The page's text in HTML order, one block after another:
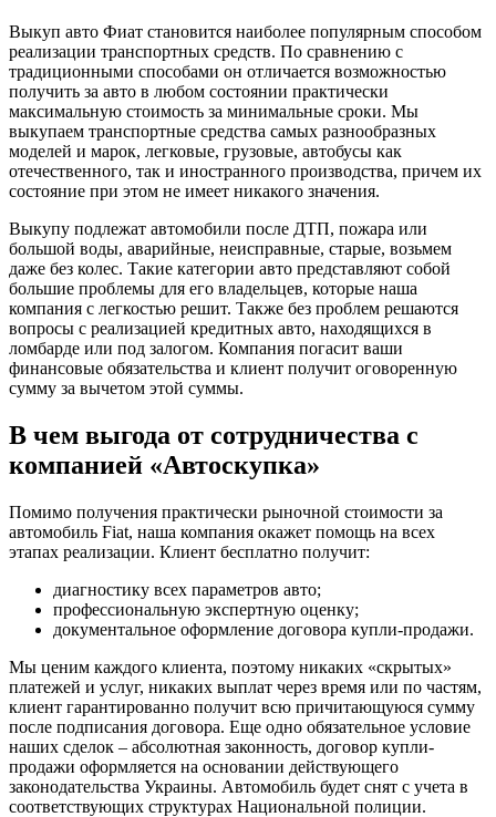
Выкуп авто Фиат становится наиболее популярным способом
реализации транспортных средств. По сравнению с
традиционными способами он отличается возможностью
получить за авто в любом состоянии практически
максимальную стоимость за минимальные сроки. Мы
выкупаем транспортные средства самых разнообразных
моделей и марок, легковые, грузовые, автобусы как
отечественного, так и иностранного производства, причем их
состояние при этом не имеет никакого значения.
Выкупу подлежат автомобили после ДТП, пожара или
большой воды, аварийные, неисправные, старые, возьмем
даже без колес. Такие категории авто представляют собой
большие проблемы для его владельцев, которые наша
компания с легкостью решит. Также без проблем решаются
вопросы с реализацией кредитных авто, находящихся в
ломбарде или под залогом. Компания погасит ваши
финансовые обязательства и клиент получит оговоренную
сумму за вычетом этой суммы.
В чем выгода от сотрудничества с
компанией «Автоскупка»
Помимо получения практически рыночной стоимости за
автомобиль Fiat, наша компания окажет помощь на всех
этапах реализации. Клиент бесплатно получит:
диагностику всех параметров авто;
профессиональную экспертную оценку;
документальное оформление договора купли-продажи.
Мы ценим каждого клиента, поэтому никаких «скрытых»
платежей и услуг, никаких выплат через время или по частям,
клиент гарантированно получит всю причитающуюся сумму
после подписания договора. Еще одно обязательное условие
наших сделок – абсолютная законность, договор купли-
продажи оформляется на основании действующего
законодательства Украины. Автомобиль будет снят с учета в
соответствующих структурах Национальной полиции.